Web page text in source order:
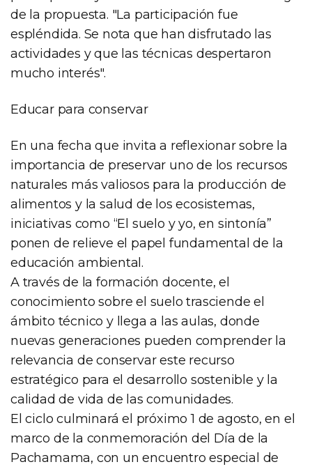
de la propuesta. "La participación fue
espléndida. Se nota que han disfrutado las
actividades y que las técnicas despertaron
mucho interés".
Educar para conservar
En una fecha que invita a reflexionar sobre la
importancia de preservar uno de los recursos
naturales más valiosos para la producción de
alimentos y la salud de los ecosistemas,
iniciativas como “El suelo y yo, en sintonía”
ponen de relieve el papel fundamental de la
educación ambiental.
A través de la formación docente, el
conocimiento sobre el suelo trasciende el
ámbito técnico y llega a las aulas, donde
nuevas generaciones pueden comprender la
relevancia de conservar este recurso
estratégico para el desarrollo sostenible y la
calidad de vida de las comunidades.
El ciclo culminará el próximo 1 de agosto, en el
marco de la conmemoración del Día de la
Pachamama, con un encuentro especial de